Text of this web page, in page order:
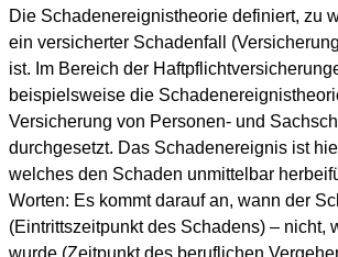
Die Schadenereignistheorie definiert, zu
ein versicherter Schadenfall
ist. Im Bereich der
beispielsweise die
Versicherung von Personen- und
durchgesetzt. Das Schadenereignis ist
welches den Schaden unmittelbar
Worten: Es kommt darauf an, wann der
(Eintrittszeitpunkt des Schadens) – nicht,
wurde (Zeitpunkt des beruflichen